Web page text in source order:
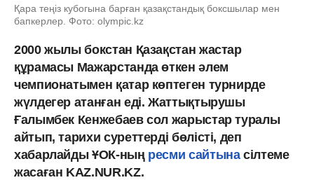
Қара теңіз кубогына барған қазақстандық боксшылар мен
бапкерлер. Фото: olympic.kz
2000 жылы бокстан Қазақстан жастар
құрамасы Мажарстанда өткен әлем
чемпионатымен қатар көптеген турнирде
жүлдегер атанған еді. Жаттықтырушы
Ғалымбек Кенжебаев сол жарыстар туралы
айтып, тарихи суреттерді бөлісті, деп
хабарлайды ҰОК-ның ресми сайтынасілтеме
жасаған KAZ.NUR.KZ.